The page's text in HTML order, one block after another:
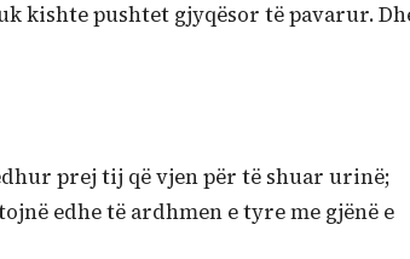
kishte pushtet gjyqësor të pavarur.
prej tij që vjen për të shuar urinë;
edhe të ardhmen e tyre me gjënë e